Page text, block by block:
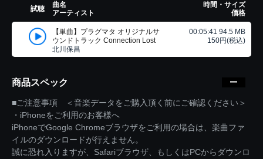
試聴
曲名
アーティスト
時間・サイズ
価格
【単曲】プラグマタ オリジナルサ
ウンドトラック Connection Lost
北川保昌
00:05:41 94.5 MB
150円(税込)
商品スペック
■ご注意事項 ＜音楽データをご購入頂く前にご確認ください＞
・iPhoneをご利用のお客様へ
iPhoneでGoogle Chromeブラウザをご利用の場合は、楽曲ファ
イルのダウンロードが行えません。
誠に恐れ入りますが、Safariブラウザ、もしくはPCからダウンロ